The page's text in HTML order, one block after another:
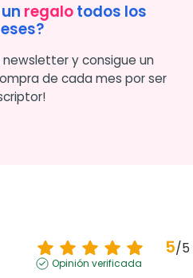
regalotodos los
y consigue un
de cada mes por ser
5/5
Opinión verificada